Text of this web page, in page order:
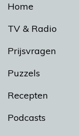
Home
TV & Radio
Prijsvragen
Puzzels
Recepten
Podcasts